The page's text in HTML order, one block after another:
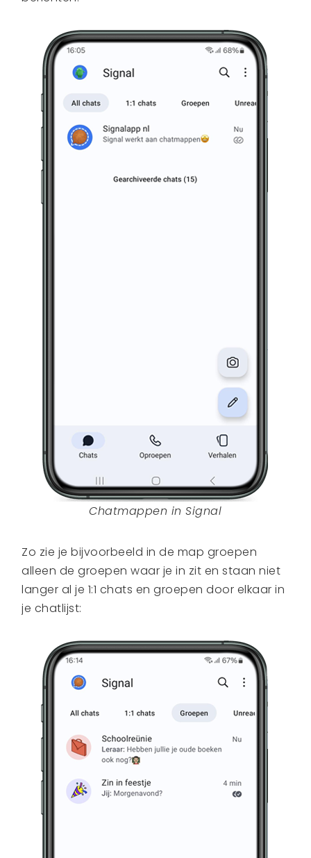
Chatmappen in Signal
Zo zie je bijvoorbeeld in de map groepen
alleen de groepen waar je in zit en staan niet
langer al je 1:1 chats en groepen door elkaar in
je chatlijst: